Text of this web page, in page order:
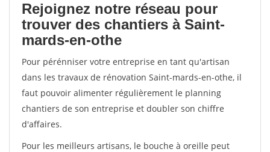
Rejoignez notre réseau pour
trouver des chantiers à Saint-
mards-en-othe
Pour pérénniser votre entreprise en tant qu'artisan
dans les travaux de rénovation Saint-mards-en-othe, il
faut pouvoir alimenter régulièrement le planning
chantiers de son entreprise et doubler son chiffre
d'affaires.
Pour les meilleurs artisans, le bouche à oreille peut